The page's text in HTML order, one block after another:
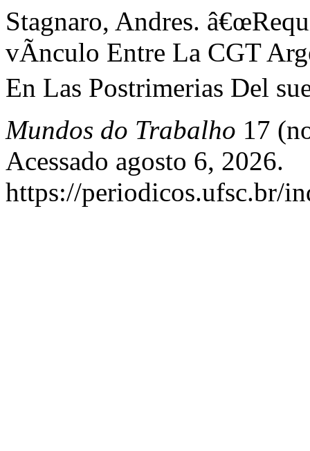
Stagnaro, Andres.
vÃ­nculo Entre La CGT
En Las Postrimerias Del
Mundos do Trabalho 17
Acessado agosto 6, 2026.
https://periodicos.ufsc.br/